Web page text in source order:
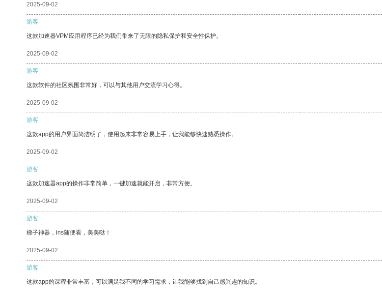
2025-09-02
游客
这款加速器VPM应用程序已经为我们带来了无限的隐私保护和安全性保护。
2025-09-02
游客
这款软件的社区氛围非常好，可以与其他用户交流学习心得。
2025-09-02
游客
这款app的用户界面简洁明了，使用起来非常容易上手，让我能够快速熟悉操作。
2025-09-02
游客
这款加速器app的操作非常简单，一键加速就能开启，非常方便。
2025-09-02
游客
梯子神器，ins随便看，美美哒！
2025-09-02
游客
这款app的课程非常丰富，可以满足我不同的学习需求，让我能够找到自己感兴趣的知识。